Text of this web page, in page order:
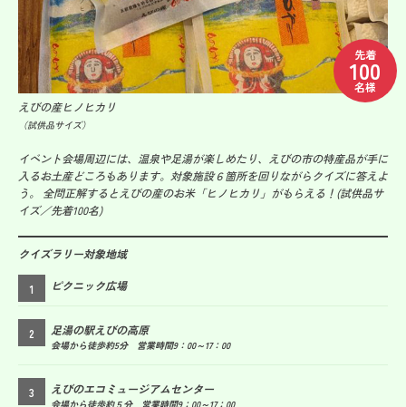
先着
100
名様
えびの産ヒノヒカリ
（試供品サイズ）
イベント会場周辺には、温泉や足湯が楽しめたり、えびの市の特産品が手に
入るお土産どころもあります。対象施設６箇所を回りながらクイズに答えよ
う。 全問正解するとえびの産のお米「ヒノヒカリ」がもらえる！(試供品サ
イズ／先着100名)
クイズラリー対象地域
ピクニック広場
足湯の駅えびの高原
会場から徒歩約5分 営業時間9：00～17：00
えびのエコミュージアムセンター
会場から徒歩約５分 営業時間9：00～17：00